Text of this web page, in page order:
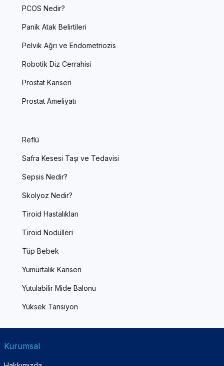
PCOS Nedir?
Panik Atak Belirtileri
Pelvik Ağrı ve Endometriozis
Robotik Diz Cerrahisi
Prostat Kanseri
Prostat Ameliyatı
Reflü
Safra Kesesi Taşı ve Tedavisi
Sepsis Nedir?
Skolyoz Nedir?
Tiroid Hastalıkları
Tiroid Nodülleri
Tüp Bebek
Yumurtalık Kanseri
Yutulabilir Mide Balonu
Yüksek Tansiyon
Kurumsal